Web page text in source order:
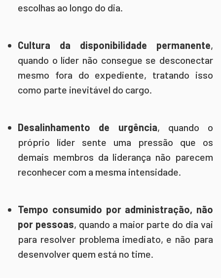
escolhas ao longo do dia.
Cultura da disponibilidade permanente,
quando o líder não consegue se desconectar
mesmo fora do expediente, tratando isso
como parte inevitável do cargo.
Desalinhamento de urgência, quando o
próprio líder sente uma pressão que os
demais membros da liderança não parecem
reconhecer com a mesma intensidade.
Tempo consumido por administração, não
por pessoas, quando a maior parte do dia vai
para resolver problema imediato, e não para
desenvolver quem está no time.